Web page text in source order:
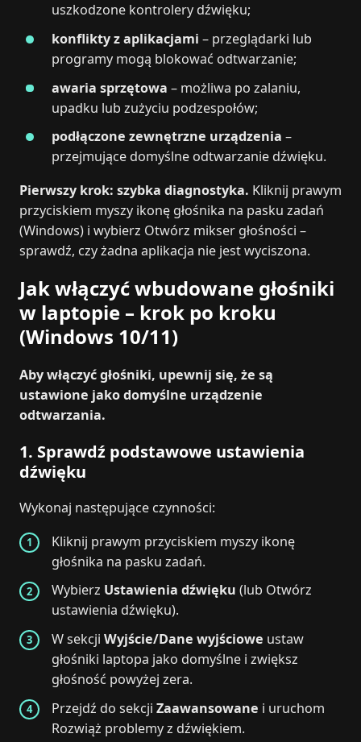
uszkodzone kontrolery dźwięku;
konflikty z aplikacjami – przeglądarki lub
programy mogą blokować odtwarzanie;
awaria sprzętowa – możliwa po zalaniu,
upadku lub zużyciu podzespołów;
podłączone zewnętrzne urządzenia –
przejmujące domyślne odtwarzanie dźwięku.
Pierwszy krok: szybka diagnostyka. Kliknij prawym
przyciskiem myszy ikonę głośnika na pasku zadań
(Windows) i wybierz Otwórz mikser głośności –
sprawdź, czy żadna aplikacja nie jest wyciszona.
Jak włączyć wbudowane głośniki
w laptopie – krok po kroku
(Windows 10/11)
Aby włączyć głośniki, upewnij się, że są
ustawione jako domyślne urządzenie
odtwarzania.
1. Sprawdź podstawowe ustawienia
dźwięku
Wykonaj następujące czynności:
Kliknij prawym przyciskiem myszy ikonę
głośnika na pasku zadań.
Wybierz Ustawienia dźwięku (lub Otwórz
ustawienia dźwięku).
W sekcjiWyjście/Dane wyjściowe ustaw
głośniki laptopa jako domyślne i zwiększ
głośność powyżej zera.
Przejdź do sekcjiZaawansowane i uruchom
Rozwiąż problemy z dźwiękiem.